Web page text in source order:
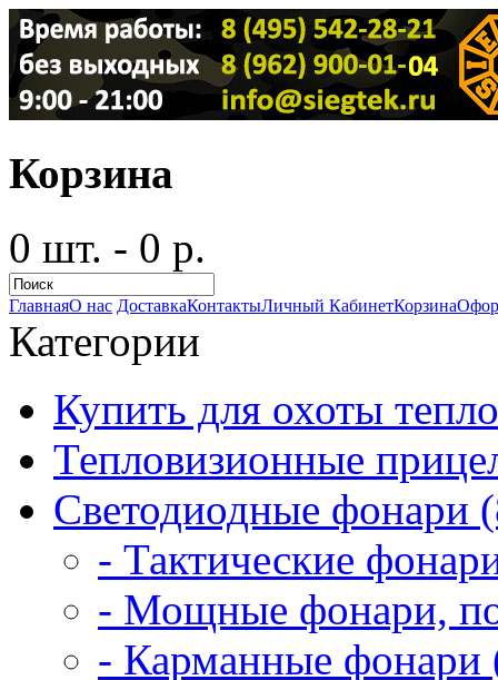
Корзина
0 шт. - 0 р.
ГлавнаяО нас ДоставкаКонтактыЛичный КабинетКорзина
Категории
Купить для охоты
Тепловизионные
Светодиодные фонари
- Тактические
- Мощные фонари,
- Карманные фонари